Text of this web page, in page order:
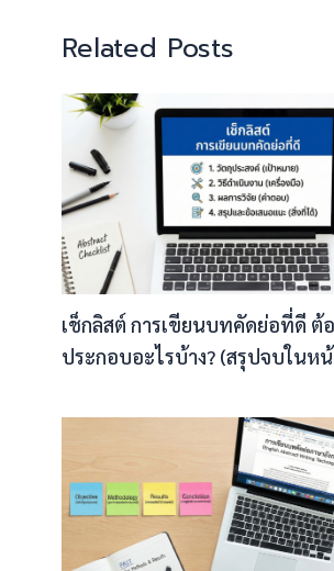
Related Posts
เช็กลิสต์ การเขียนบทคัดย่อที่ดี ต้
ประกอบอะไรบ้าง? (สรุปจบในห